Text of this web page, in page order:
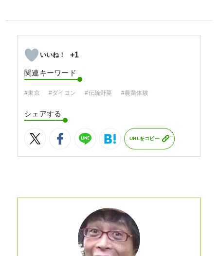
+1
関連キーワード
#東京 #ダイコン #伝統野菜 #農業体験
シェアする
URLをコピー